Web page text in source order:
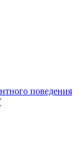
поведения